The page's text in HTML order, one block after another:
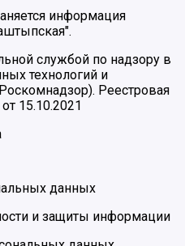
информация
службой по надзору в
технологий и
Реестровая
15.10.2021
данных
и защиты информации